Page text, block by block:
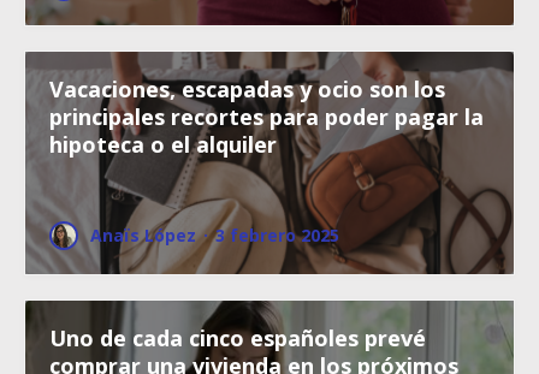
Vacaciones, escapadas y ocio son los
principales recortes para poder pagar la
hipoteca o el alquiler
Anaïs López · 3 febrero 2025
Uno de cada cinco españoles prevé
comprar una vivienda en los próximos